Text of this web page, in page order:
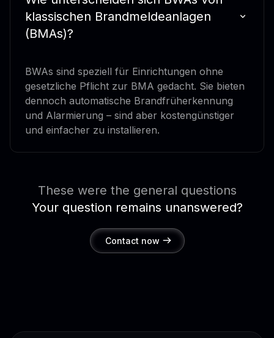
klassischen Brandmeldeanlagen
(BMAs)?
BWAs sind speziell für Einrichtungen ohne
gesetzliche Pflicht zur BMA gedacht. Sie bieten
dennoch automatische Brandfrüherkennung
und Alarmierung – sind aber kostengünstiger
und einfacher zu installieren.
These were the general questions
Your question remains unanswered?
Contact now